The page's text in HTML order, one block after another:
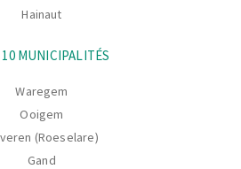
Hainaut
MUNICIPALITÉS
Waregem
Ooigem
(Roeselare)
Gand